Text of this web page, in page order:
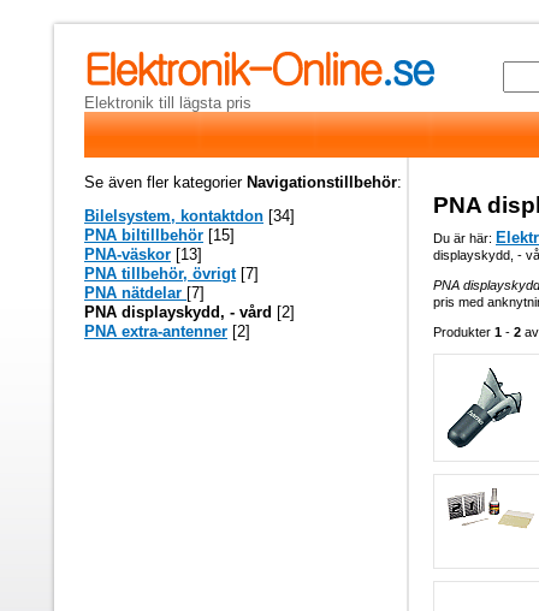
Elektronik till lägsta pris
PNA
Du är här:
displayskydd, -
PNA
pris med
Produkter 1 - 2
Se även fler kategorier Navigationstillbehör:
Bilelsystem, kontaktdon [34]
PNA biltillbehör [15]
PNA-väskor [13]
PNA tillbehör, övrigt[7]
PNA nätdelar [7]
PNA displayskydd, - vård [2]
PNA extra-antenner [2]